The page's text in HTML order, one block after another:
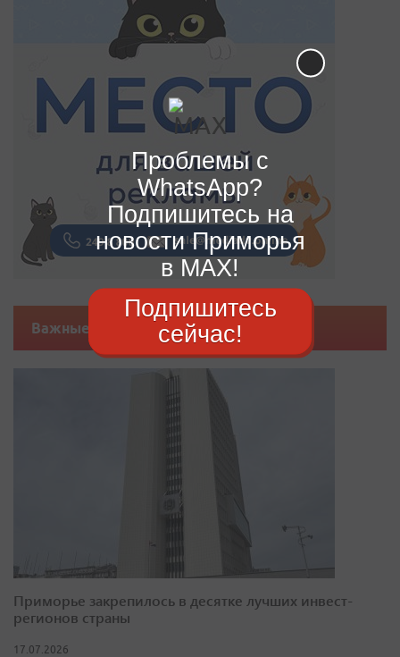
Важные новости
Приморье закрепилось в десятке лучших инвест-
регионов страны
17.07.2026
Проблемы с
WhatsApp?
Подпишитесь на
новости Приморья
в MAX!
Подпишитесь
сейчас!